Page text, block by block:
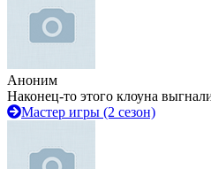
Аноним
Наконец-то этого клоуна
Мастер игры (2 сезон)